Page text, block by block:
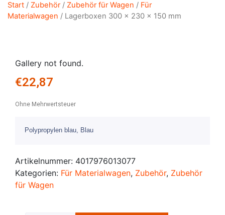
Start / Zubehör/ Zubehör für Wagen / Für
Materialwagen / Lagerboxen 300 x 230 x 150 mm
Gallery not found.
€22,87
Ohne Mehrwertsteuer
Polypropylen blau, Blau
Artikelnummer: 4017976013077
Kategorien: Für Materialwagen, Zubehör, Zubehör
für Wagen